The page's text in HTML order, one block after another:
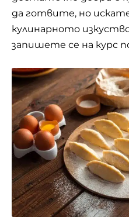
да готвите, но
кулинарното
запишете се на курс